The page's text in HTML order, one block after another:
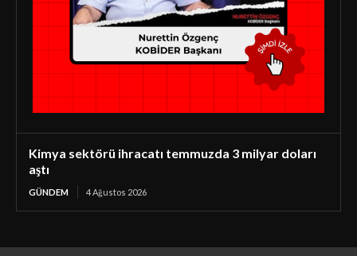
Kimya sektörü ihracatı temmuzda 3 milyar doları
aştı
GÜNDEM 4 Ağustos 2026